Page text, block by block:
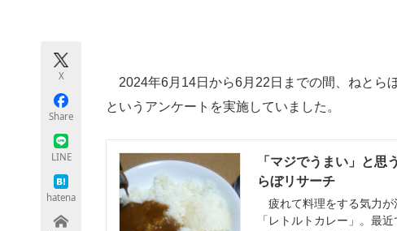
X
Share
LINE
hatena
2024年6月14日から6月22日までの間、ねとら
というアンケートを実施していました。
「マジでうまい」と
らぼリサーチ
疲れて料理をする気力が
「レトルトカレー」。最